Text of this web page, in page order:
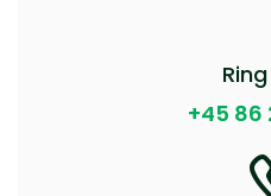
+45 86